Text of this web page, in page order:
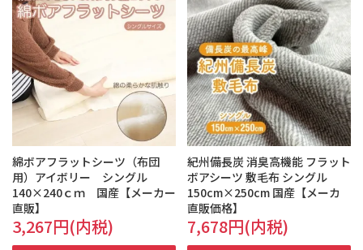
ベストセラー 新商品
再入荷商品 オススメ商品
フェイクファー アウトレット
会員登録 ログイン
綿ボアフラットシーツ（布団
用）アイボリー シングル
140×240ｃｍ 国産【メーカー
直販】
3,267円(内税)
紀州備長炭 消臭高機能 フラット
ボアシーツ 敷毛布 シングル
150cm×250cm 国産【メーカ
直販価格】
7,678円(内税)